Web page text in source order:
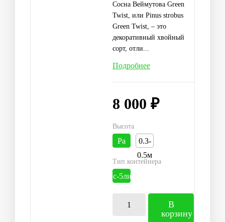
Сосна Веймутова Green
Twist, или Pinus strobus
Green Twist, – это
декоративный хвойный
сорт, отли...
Подробнее
8 000 ₽
Высота
Pa
0.3-
0.5м
Тип контейнера
с-5литров
В
корзину